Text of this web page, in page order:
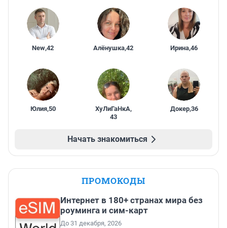
New,42 Алёнушка,42 Ирина,46
Юлия,50 ХуЛиГаНкА,
43
Докер,36
Начать знакомиться
ПРОМОКОДЫ
Интернет в 180+ странах мира без
роуминга и сим-карт
До 31 декабря, 2026